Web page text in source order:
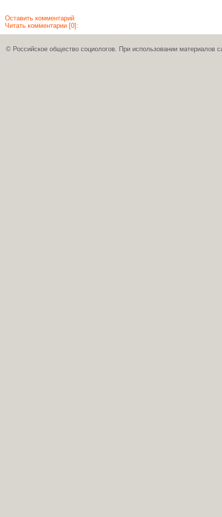
Оставить комментарий
Читать комментарии [0]:
© Российское общество социологов. При использовании материалов